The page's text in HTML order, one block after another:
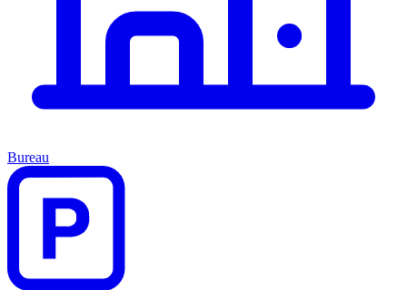
Bureau